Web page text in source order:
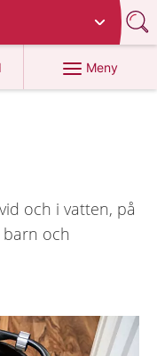
Meny
och i vatten, på
barn och